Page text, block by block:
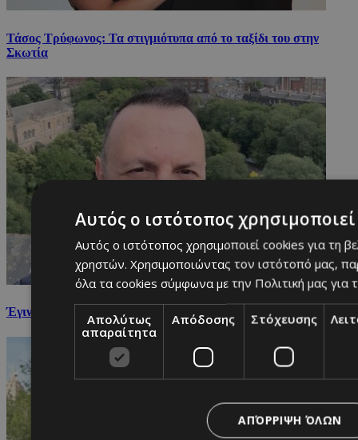
Τάσος Τρύφωνος: Τα στιγμιότυπα από το ταξίδι του στην
Σκωτία
Έγιναν γονείς για πρώτη φορά ο 2J και η Κάτια Κυριακούδη
Αυτός ο ιστότοπος
Αυτός ο ιστότοπος χρησιμοποιεί cookies για τη
χρηστών. Χρησιμοποιώντας τον ιστότοπό μας,
όλα τα cookies σύμφωνα με την Πολιτική μας για
Απολύτως
απαραίτητα
Απόδοσης Στόχευσης
ΑΠΌΡΡΙΨΗ ΌΛΩΝ